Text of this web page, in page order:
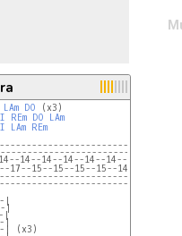
LAm DO
REm DO
LAm
LAm REm
14--14--14--14--14--12--12--
|
|
|
|
| (x3)